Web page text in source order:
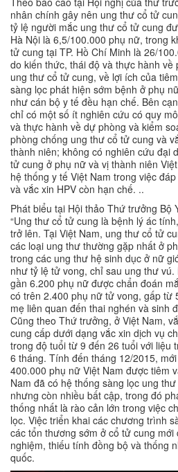
nhân chính gây nên ung thư cổ tử
tỷ lệ người mắc ung thư cổ tử cung
Hà Nội là 6,5/100.000 phụ nữ, trong
tử cung tại TP. Hồ Chí Minh là 26/
do kiến thức, thái độ và thực hành về
ung thư cổ tử cung, về lợi ích của
sàng lọc phát hiện sớm bệnh ở phụ
như cán bộ y tế đều hạn chế. Bên
chỉ có một số ít nghiên cứu có quy
và thực hành về dự phòng và kiểm
phòng chống ung thư cổ tử cung và
thành niên; không có nghiên cứu đại
tử cung ở phụ nữ và vị thành niên
hệ thống y tế Việt Nam trong việc
và vắc xin HPV còn hạn chế. ..
Phát biểu tại Hội thảo Thứ trưởng Bộ
“Ung thư cổ tử cung là bệnh lý ác
trở lên. Tại Việt Nam, ung thư cổ tử
các loại ung thư thường gặp nhất ở
trong các ung thư hệ sinh dục ở nữ
như tỷ lệ tử vong, chỉ sau ung thư vú.
gần 6.200 phụ nữ được chẩn đoán
có trên 2.400 phụ nữ tử vong, gấp từ
mẹ liên quan đến thai nghén và sinh
Cũng theo Thứ trưởng, ở Việt Nam,
cung cấp dưới dạng vắc xin dịch vụ
trong độ tuổi từ 9 đến 26 tuổi với liệu
6 tháng. Tính đến tháng 12/2015,
400.000 phụ nữ Việt Nam được tiêm
Nam đã có hệ thống sàng lọc ung
nhưng còn nhiều bất cập, trong đó
thống nhất là rào cản lớn trong việc
lọc. Việc triển khai các chương trình
các tổn thương sớm ở cổ tử cung
nghiệm, thiếu tính đồng bộ và thống
quốc.